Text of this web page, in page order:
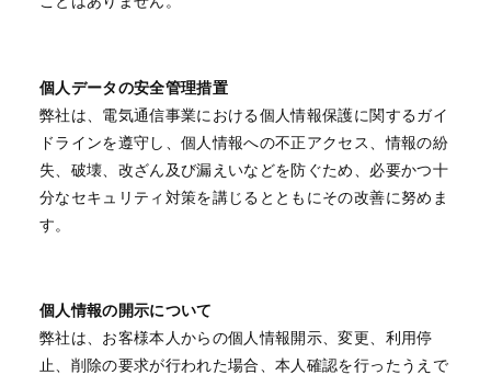
個人データの安全管理措置
弊社は、電気通信事業における個人情報保護に関するガイ
ドラインを遵守し、個人情報への不正アクセス、情報の紛
失、破壊、改ざん及び漏えいなどを防ぐため、必要かつ十
分なセキュリティ対策を講じるとともにその改善に努めま
す。
個人情報の開示について
弊社は、お客様本人からの個人情報開示、変更、利用停
止、削除の要求が行われた場合、本人確認を行ったうえで